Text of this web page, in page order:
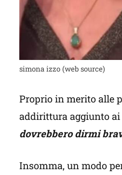
simona izzo (web source)
Proprio in merito alle
addirittura aggiunto
dovrebbero dirmi
Insomma, un modo